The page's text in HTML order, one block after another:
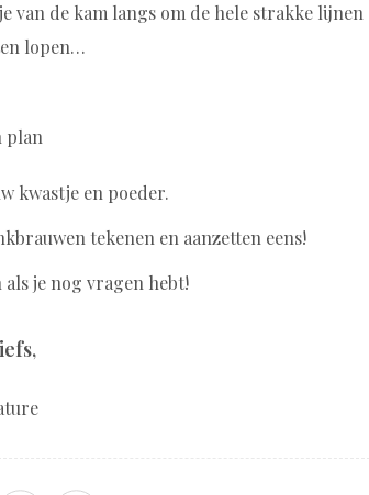
van de kam langs om de hele strakke lijnen
lopen…
kwastje en poeder.
tekenen en aanzetten eens!
je nog vragen hebt!